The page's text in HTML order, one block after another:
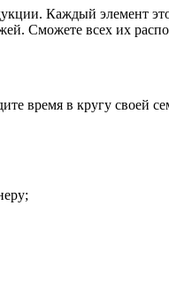
Каждый элемент
Сможете всех их
время в кругу своей